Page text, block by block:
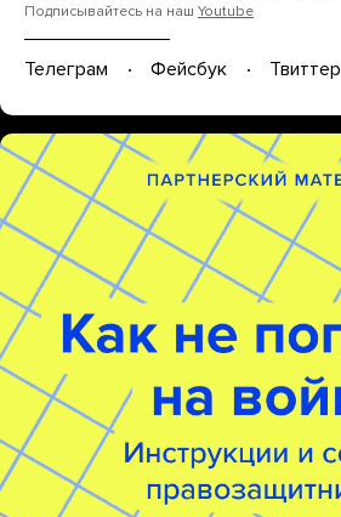
Подписывайтесь на наш Youtube
Телеграм Фейсбук Твиттер